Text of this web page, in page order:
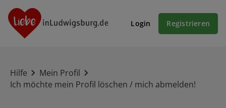
Login Registrieren
Hilfe
Mein Profil
Ich möchte mein Profil löschen / mich abmelden!